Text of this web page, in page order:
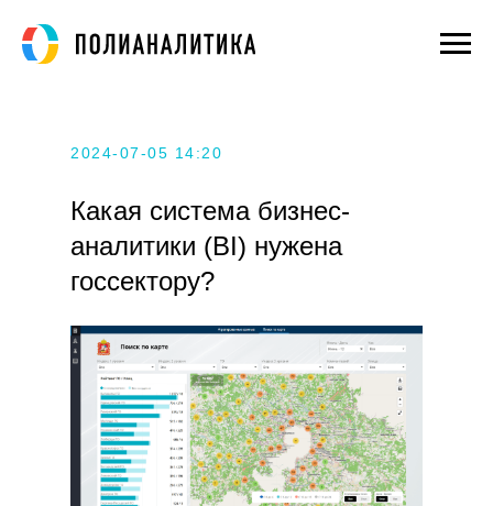
2024-07-05 14:20
Какая система бизнес-
аналитики (BI) нужена
госсектору?